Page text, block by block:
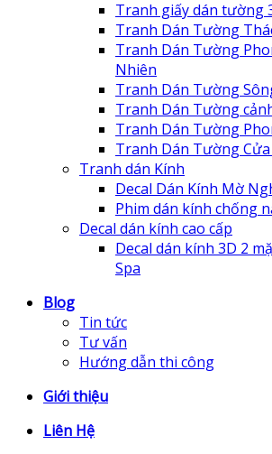
Tranh giấy dán tường
Tranh Dán Tường
Tranh Dán Tường
Nhiên
Tranh Dán Tường
Tranh Dán Tường
Tranh Dán Tường
Tranh Dán Tường Cửa
Tranh dán Kính
Decal Dán Kính Mờ
Phim dán kính chống
Decal dán kính cao cấp
Decal dán kính 3D 2
Spa
Blog
Tin tức
Tư vấn
Hướng dẫn thi công
Giới thiệu
Liên Hệ